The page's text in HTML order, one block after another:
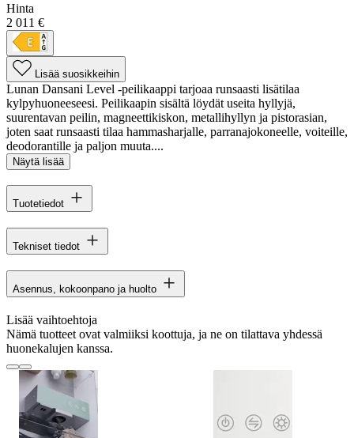
Hinta
2 011 €
Lisää suosikkeihin
Lunan Dansani Level -peilikaappi tarjoaa runsaasti lisätilaa
kylpyhuoneeseesi. Peilikaapin sisältä löydät useita hyllyjä,
suurentavan peilin, magneettikiskon, metallihyllyn ja pistorasian,
joten saat runsaasti tilaa hammasharjalle, parranajokoneelle, voiteille,
deodorantille ja paljon muuta....
Näytä lisää
Tuotetiedot
Tekniset tiedot
Asennus, kokoonpano ja huolto
Lisää vaihtoehtoja
Nämä tuotteet ovat valmiiksi koottuja, ja ne on tilattava yhdessä
huonekalujen kanssa.